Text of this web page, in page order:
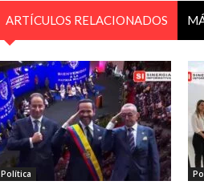
ARTÍCULOS RELACIONADOS
Política